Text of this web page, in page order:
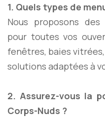
1. Quels types de
Nous proposons
pour toutes vos
fenêtres, baies
solutions adaptées à
2. Assurez-vous la
Corps-Nuds ?